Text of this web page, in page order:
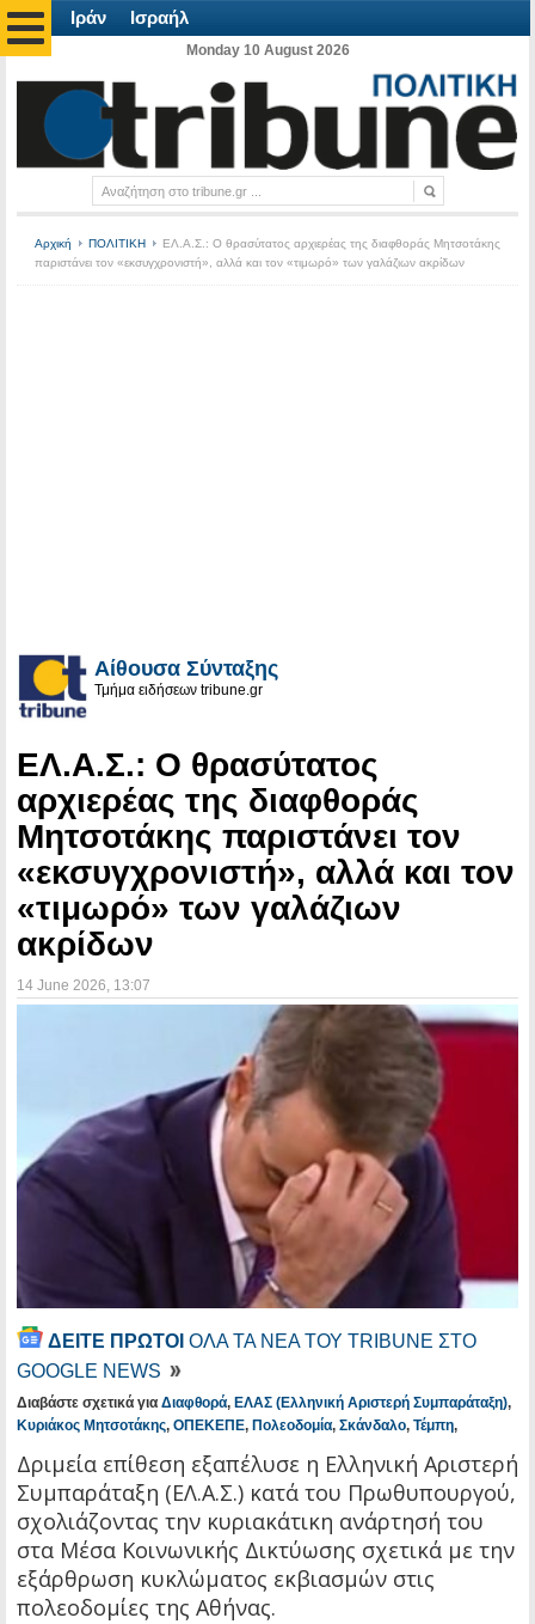
Ιράν Ισραήλ
Monday 10 August 2026
Αρχική ΠΟΛΙΤΙΚΗ
ΕΛ.Α.Σ.: Ο θρασύτατος αρχιερέας της διαφθοράς Μητσοτάκης
παριστάνει τον «εκσυγχρονιστή», αλλά και τον «τιμωρό» των γαλάζιων ακρίδων
Αίθουσα Σύνταξης
Τμήμα ειδήσεων tribune.gr
ΕΛ.Α.Σ.: Ο θρασύτατος
αρχιερέας της διαφθοράς
Μητσοτάκης παριστάνει τον
«εκσυγχρονιστή», αλλά και τον
«τιμωρό» των γαλάζιων
ακρίδων
14 June 2026 , 13:07
ΔΕΙΤΕ ΠΡΩΤΟΙ ΟΛΑ ΤΑ ΝΕΑ ΤΟΥ TRIBUNE ΣΤΟ
GOOGLE NEWS
Διαβάστε σχετικά για Διαφθορά, ΕΛΑΣ (Ελληνική Αριστερή Συμπαράταξη),
Κυριάκος Μητσοτάκης, ΟΠΕΚΕΠΕ, Πολεοδομία, Σκάνδαλο, Τέμπη,
Δριμεία επίθεση εξαπέλυσε η Ελληνική Αριστερή
Συμπαράταξη (ΕΛ.Α.Σ.) κατά του Πρωθυπουργού,
σχολιάζοντας την κυριακάτικη ανάρτησή του
στα Μέσα Κοινωνικής Δικτύωσης σχετικά με την
εξάρθρωση κυκλώματος εκβιασμών στις
πολεοδομίες της Αθήνας.